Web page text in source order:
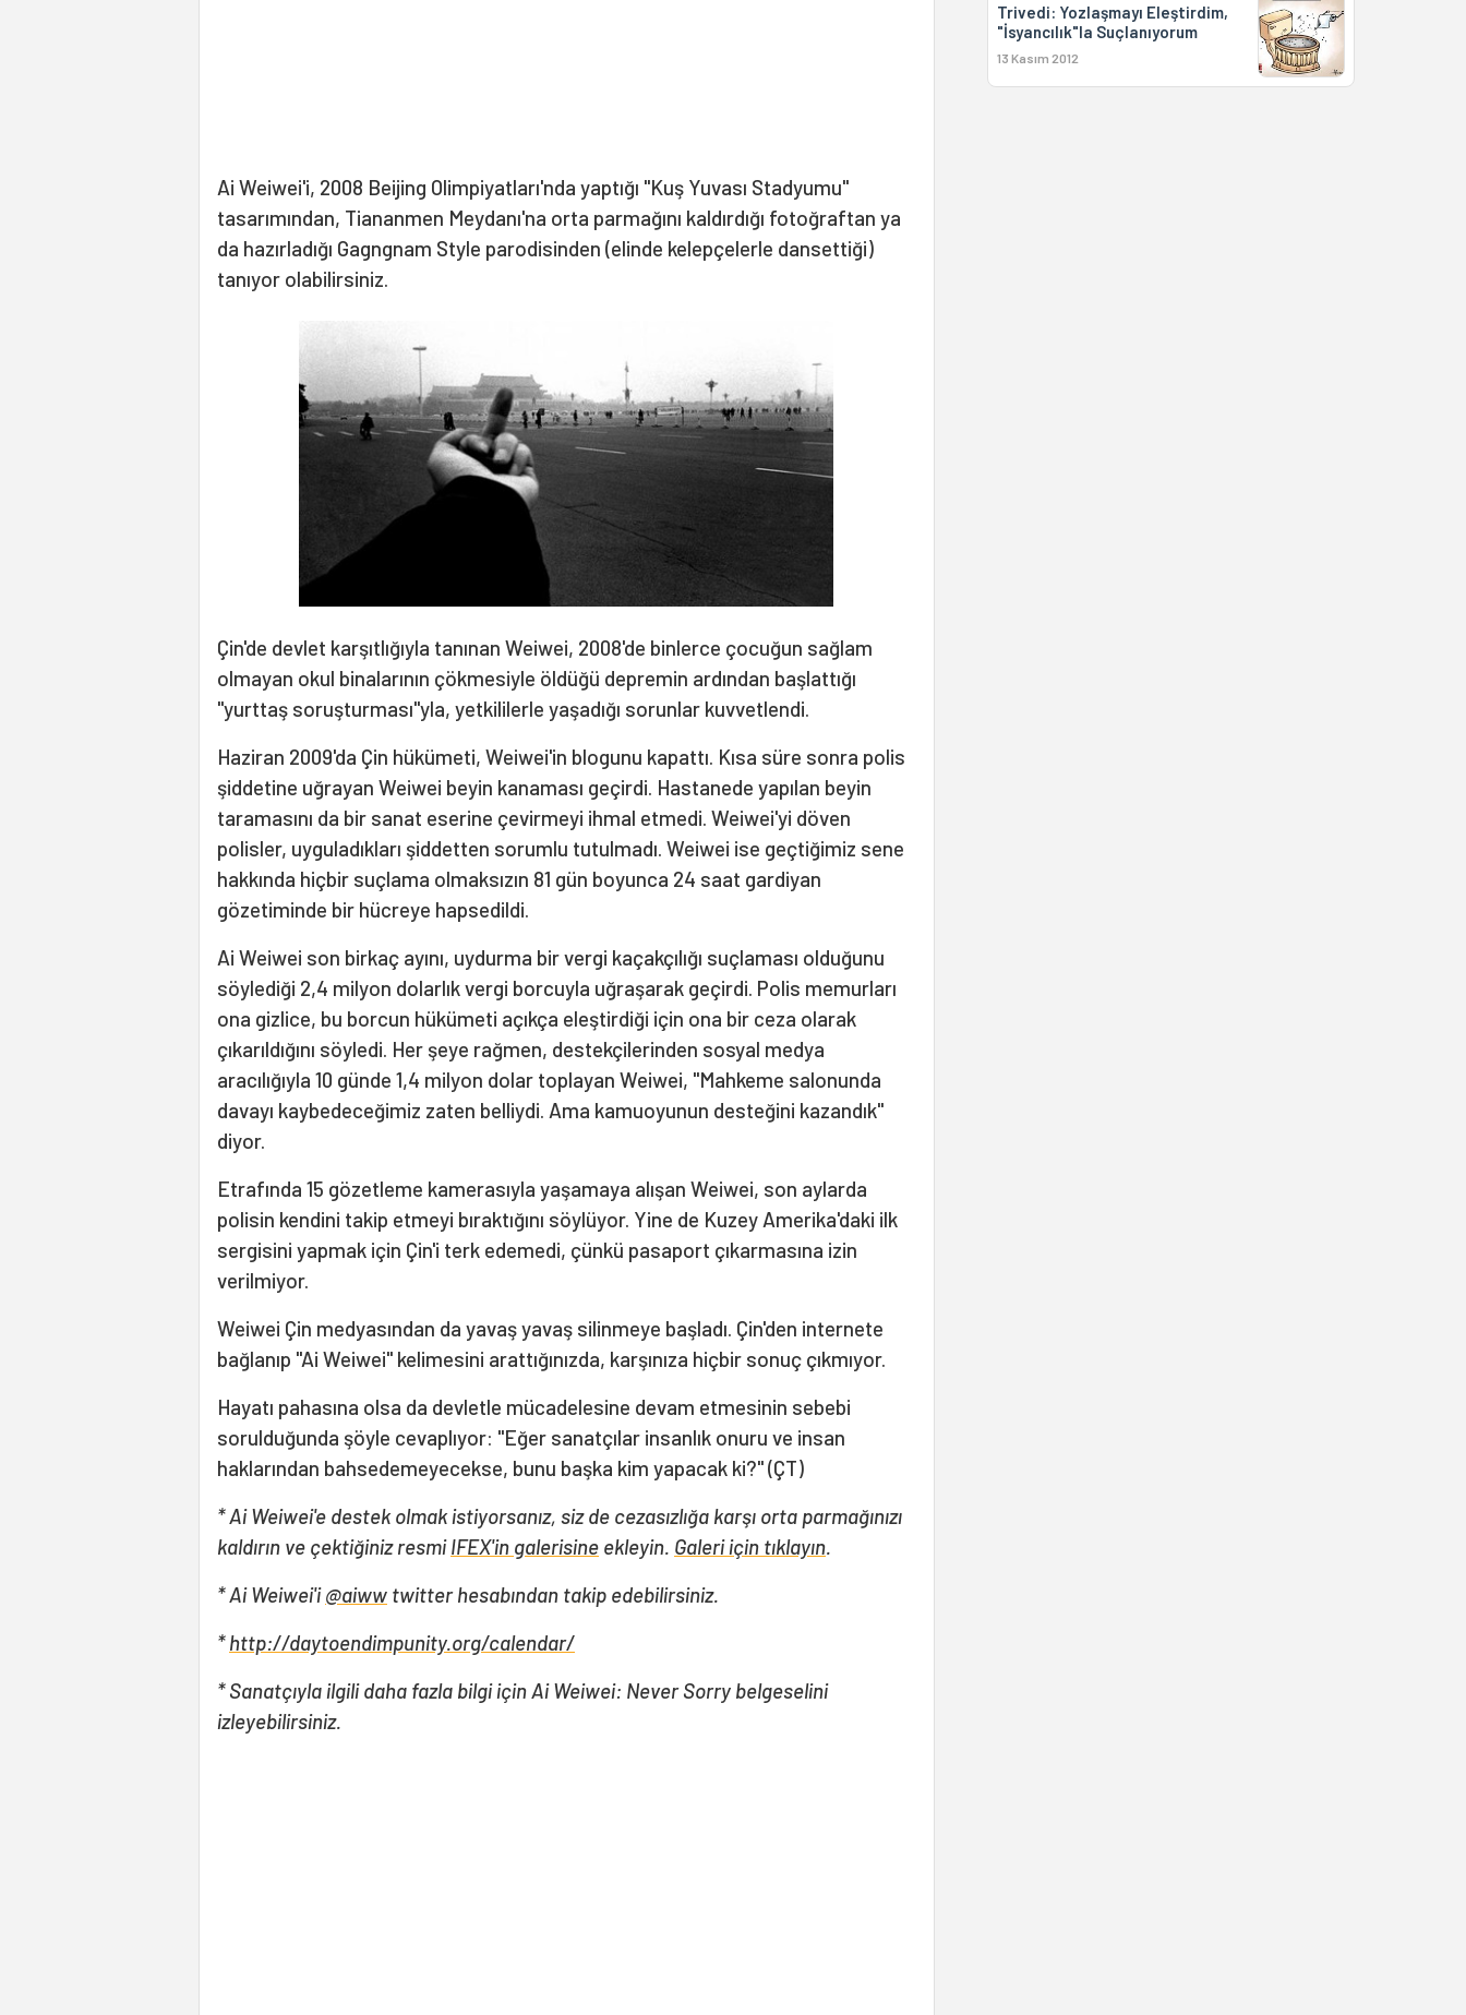
Ai Weiwei'i, 2008 Beijing Olimpiyatları'nda yaptığı "Kuş Yuvası Stadyumu"
tasarımından, Tiananmen Meydanı'na orta parmağını kaldırdığı fotoğraftan ya
da hazırladığı Gagngnam Style parodisinden (elinde kelepçelerle dansettiği)
tanıyor olabilirsiniz.
Çin'de devlet karşıtlığıyla tanınan Weiwei, 2008'de binlerce çocuğun sağlam
olmayan okul binalarının çökmesiyle öldüğü depremin ardından başlattığı
"yurttaş soruşturması"yla, yetkililerle yaşadığı sorunlar kuvvetlendi.
Haziran 2009'da Çin hükümeti, Weiwei'in blogunu kapattı. Kısa süre sonra polis
şiddetine uğrayan Weiwei beyin kanaması geçirdi. Hastanede yapılan beyin
taramasını da bir sanat eserine çevirmeyi ihmal etmedi. Weiwei'yi döven
polisler, uyguladıkları şiddetten sorumlu tutulmadı. Weiwei ise geçtiğimiz sene
hakkında hiçbir suçlama olmaksızın 81 gün boyunca 24 saat gardiyan
gözetiminde bir hücreye hapsedildi.
Ai Weiwei son birkaç ayını, uydurma bir vergi kaçakçılığı suçlaması olduğunu
söylediği 2,4 milyon dolarlık vergi borcuyla uğraşarak geçirdi. Polis memurları
ona gizlice, bu borcun hükümeti açıkça eleştirdiği için ona bir ceza olarak
çıkarıldığını söyledi. Her şeye rağmen, destekçilerinden sosyal medya
aracılığıyla 10 günde 1,4 milyon dolar toplayan Weiwei, "Mahkeme salonunda
davayı kaybedeceğimiz zaten belliydi. Ama kamuoyunun desteğini kazandık"
diyor.
Etrafında 15 gözetleme kamerasıyla yaşamaya alışan Weiwei, son aylarda
polisin kendini takip etmeyi bıraktığını söylüyor. Yine de Kuzey Amerika'daki ilk
sergisini yapmak için Çin'i terk edemedi, çünkü pasaport çıkarmasına izin
verilmiyor.
Weiwei Çin medyasından da yavaş yavaş silinmeye başladı. Çin'den internete
bağlanıp "Ai Weiwei" kelimesini arattığınızda, karşınıza hiçbir sonuç çıkmıyor.
Hayatı pahasına olsa da devletle mücadelesine devam etmesinin sebebi
sorulduğunda şöyle cevaplıyor: "Eğer sanatçılar insanlık onuru ve insan
haklarından bahsedemeyecekse, bunu başka kim yapacak ki?" (ÇT)
* Ai Weiwei'e destek olmak istiyorsanız, siz de cezasızlığa karşı orta parmağınızı
kaldırın ve çektiğiniz resmiIFEX'in galerisine ekleyin. Galeri için tıklayın.
* Ai Weiwei'i@aiww twitter hesabından takip edebilirsiniz.
*http://daytoendimpunity.org/calendar/
* Sanatçıyla ilgili daha fazla bilgi için Ai Weiwei: Never Sorry belgeselini
izleyebilirsiniz.
Trivedi: Yozlaşmayı Eleştirdim,
"İsyancılık"la Suçlanıyorum
13 Kasım 2012